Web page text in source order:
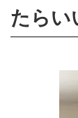
たらい